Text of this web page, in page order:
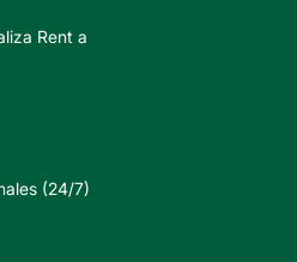
(24/7)